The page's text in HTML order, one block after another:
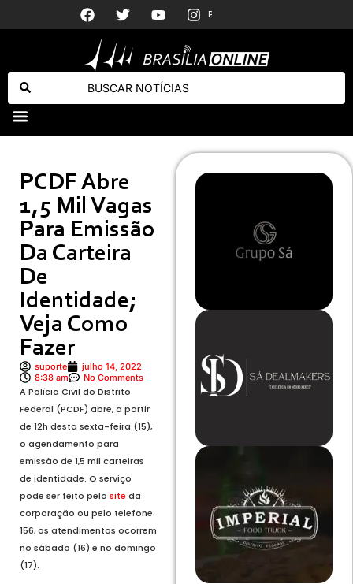
PCDF Abre
1,5 Mil Vagas
Para Emissão
Da Carteira
De
Identidade;
Veja Como
Fazer
suporte
julho 14, 2022
8:38 am
No Comments
A Polícia Civil do Distrito
Federal (PCDF) abre, a partir
de 12h desta sexta-feira (15),
o agendamento para
emissão de 1,5 mil carteiras
de identidade. O serviço
pode ser feito pelo site da
corporação ou pelo telefone
156, os atendimentos ocorrem
no sábado (16) e no domingo
(17).